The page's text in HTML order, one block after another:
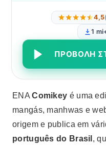
4,5
1
ΠΡΟΒΟΛΉ
ΕΝΑComikey é uma
mangás, manhwas e
origem e publica em
português do Brasil ,